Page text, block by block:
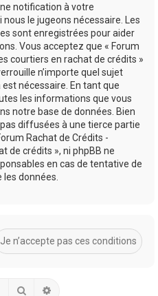
notification à votre
le jugeons nécessaire. Les
sont enregistrées pour aider
Vous acceptez que « Forum
courtiers en rachat de crédits »
n’importe quel sujet
nécessaire. En tant que
les informations que vous
notre base de données. Bien
diffusées à une tierce partie
Rachat de Crédits -
de crédits », ni phpBB ne
en cas de tentative de
données.
Rechercher